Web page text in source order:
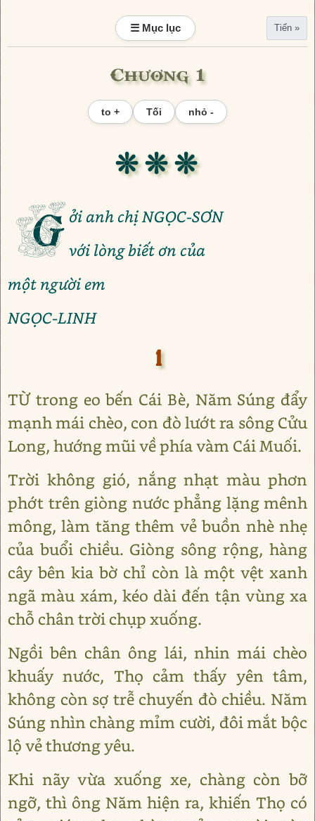
☰ Mục lục Tiến »
Chương 1
to + Tối nhỏ -
❊ ❊ ❊
G ởi anh chị NGỌC-SƠN
với lòng biết ơn của
một người em
NGỌC-LINH
1
TỪ trong eo bến Cái Bè, Năm Súng đẩy
mạnh mái chèo, con đò lướt ra sông Cửu
Long, hướng mũi về phía vàm Cái Muối.
Trời không gió, nắng nhạt màu phơn
phớt trên giòng nước phẳng lặng mênh
mông, làm tăng thêm vẻ buồn nhè nhẹ
của buổi chiều. Giòng sông rộng, hàng
cây bên kia bờ chỉ còn là một vệt xanh
ngã màu xám, kéo dài đến tận vùng xa
chỗ chân trời chụp xuống.
Ngồi bên chân ông lái, nhin mái chèo
khuấy nước, Thọ cảm thấy yên tâm,
không còn sợ trễ chuyến đò chiều. Năm
Súng nhìn chàng mỉm cười, đôi mắt bộc
lộ vẻ thương yêu.
Khi nãy vừa xuống xe, chàng còn bỡ
ngỡ, thì ông Năm hiện ra, khiến Thọ có